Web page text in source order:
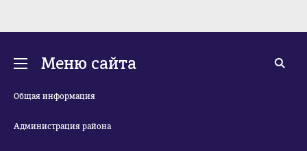
Меню сайта
Общая информация
Администрация района